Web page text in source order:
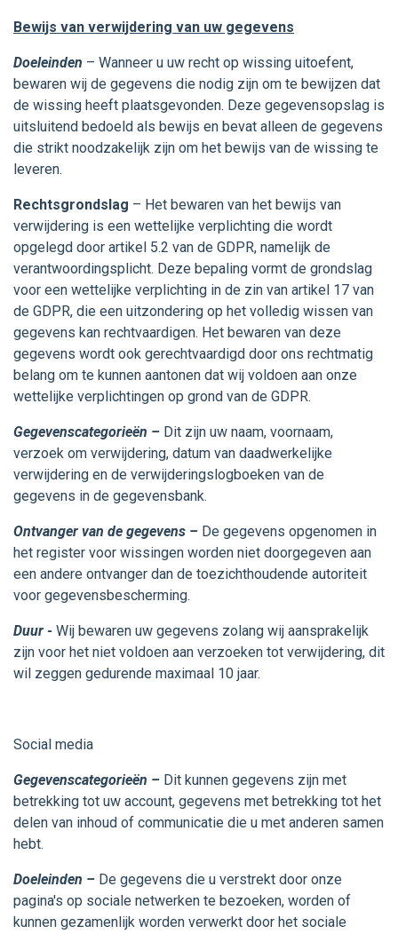
Bewijs van verwijdering van uw gegevens
Doeleinden – Wanneer u uw recht op wissing uitoefent,
bewaren wij de gegevens die nodig zijn om te bewijzen dat
de wissing heeft plaatsgevonden. Deze gegevensopslag is
uitsluitend bedoeld als bewijs en bevat alleen de gegevens
die strikt noodzakelijk zijn om het bewijs van de wissing te
leveren.
Rechtsgrondslag – Het bewaren van het bewijs van
verwijdering is een wettelijke verplichting die wordt
opgelegd door artikel 5.2 van de GDPR, namelijk de
verantwoordingsplicht. Deze bepaling vormt de grondslag
voor een wettelijke verplichting in de zin van artikel 17 van
de GDPR, die een uitzondering op het volledig wissen van
gegevens kan rechtvaardigen. Het bewaren van deze
gegevens wordt ook gerechtvaardigd door ons rechtmatig
belang om te kunnen aantonen dat wij voldoen aan onze
wettelijke verplichtingen op grond van de GDPR.
Gegevenscategorieën – Dit zijn uw naam, voornaam,
verzoek om verwijdering, datum van daadwerkelijke
verwijdering en de verwijderingslogboeken van de
gegevens in de gegevensbank.
Ontvanger van de gegevens – De gegevens opgenomen in
het register voor wissingen worden niet doorgegeven aan
een andere ontvanger dan de toezichthoudende autoriteit
voor gegevensbescherming.
Duur - Wij bewaren uw gegevens zolang wij aansprakelijk
zijn voor het niet voldoen aan verzoeken tot verwijdering, dit
wil zeggen gedurende maximaal 10 jaar.
Social media
Gegevenscategorieën – Dit kunnen gegevens zijn met
betrekking tot uw account, gegevens met betrekking tot het
delen van inhoud of communicatie die u met anderen samen
hebt.
Doeleinden – De gegevens die u verstrekt door onze
pagina's op sociale netwerken te bezoeken, worden of
kunnen gezamenlijk worden verwerkt door het sociale